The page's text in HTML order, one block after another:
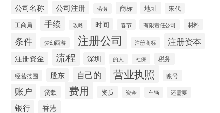
公司名称 公司注册 劳务 商标 地址 宋代
工商局 手续 攻略 时间 春节 有限责任公司 材料
条件 梦幻西游 注册公司 注册商标 注册资本
注册资金 流程 深圳 的人 社保 税务
经营范围 股东 自己的 营业执照 账号
账户 贷款 费用 资质 资金 车辆 还需要
银行 香港